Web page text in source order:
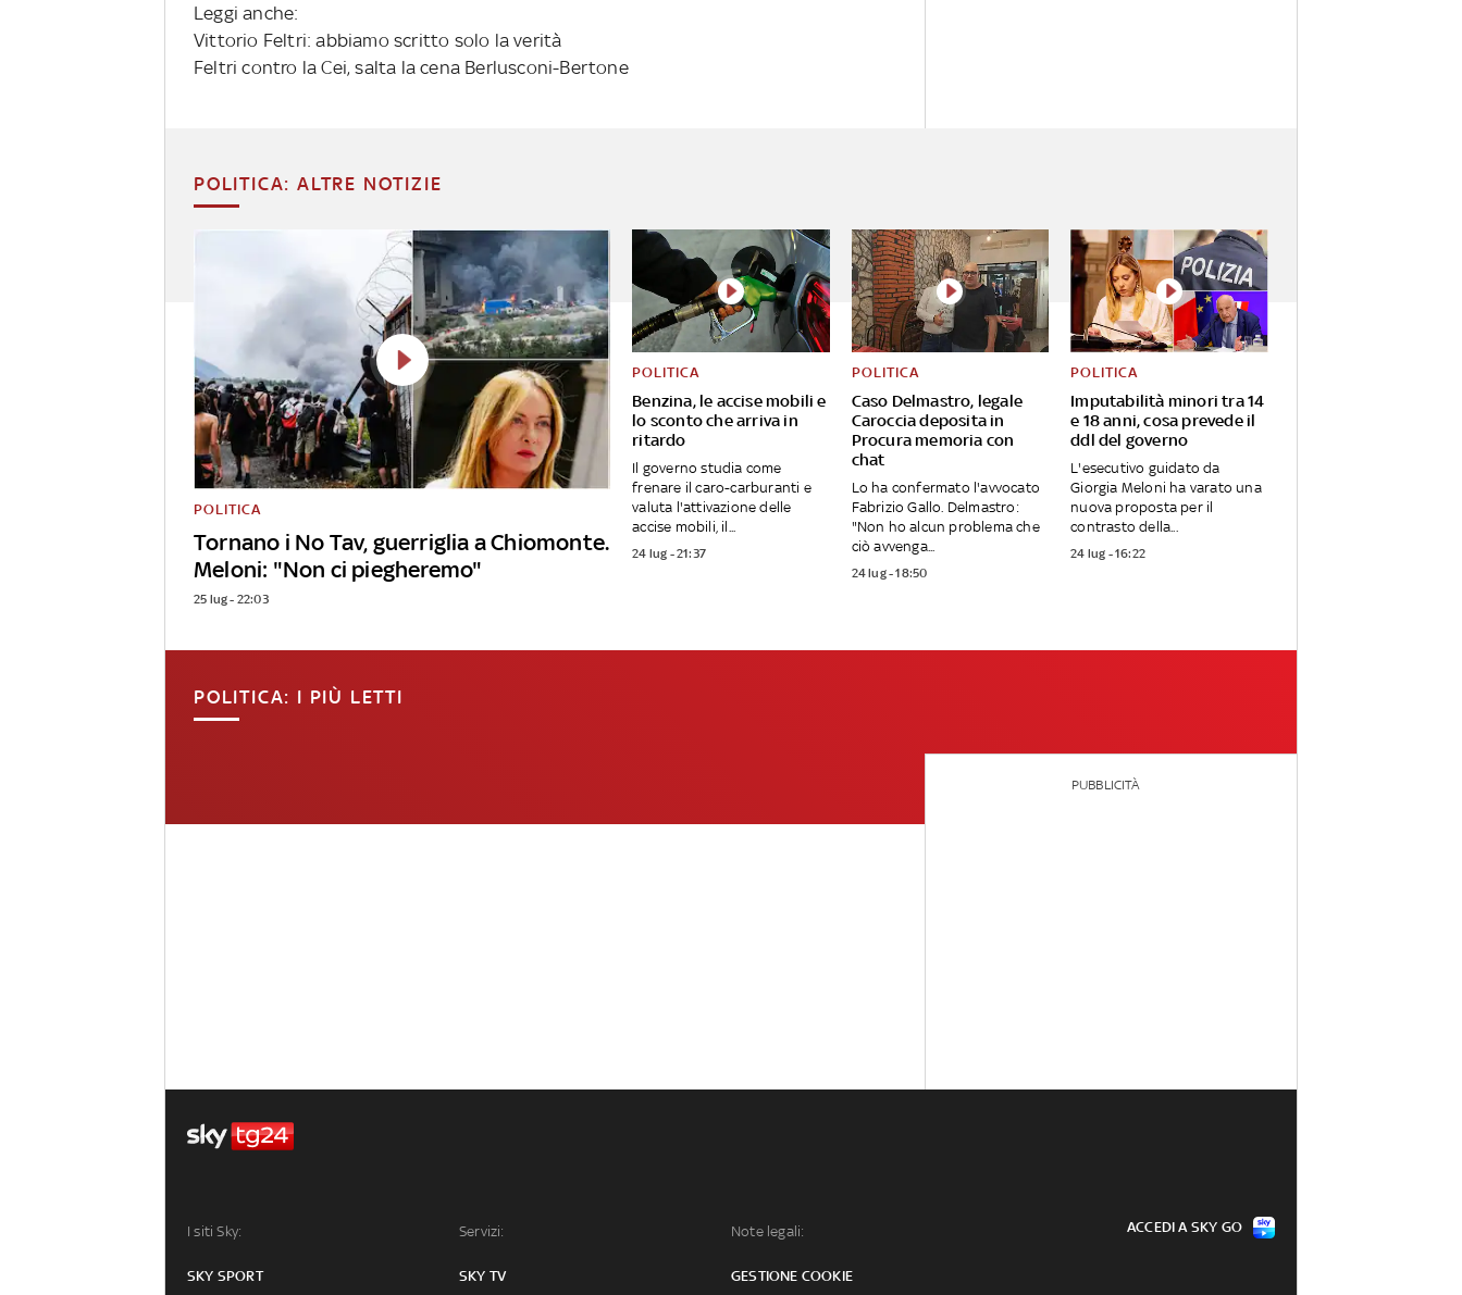
Leggi anche:
Vittorio Feltri: abbiamo scritto solo la verità
Feltri contro la Cei, salta la cena Berlusconi-Bertone
POLITICA: ALTRE NOTIZIE
Tornano i No Tav, guerriglia a Chiomonte.
Meloni: "Non ci piegheremo"
POLITICA
25 lug - 22:03
Benzina, le accise mobili e
lo sconto che arriva in
ritardo
POLITICA
Il governo studia come
frenare il caro-carburanti e
valuta l'attivazione delle
accise mobili, il...
24 lug - 21:37
Caso Delmastro, legale
Caroccia deposita in
Procura memoria con
chat
POLITICA
Lo ha confermato l'avvocato
Fabrizio Gallo. Delmastro:
"Non ho alcun problema che
ciò avvenga...
24 lug - 18:50
Imputabilità minori tra 14
e 18 anni, cosa prevede il
ddl del governo
POLITICA
L'esecutivo guidato da
Giorgia Meloni ha varato una
nuova proposta per il
contrasto della...
24 lug - 16:22
POLITICA: I PIÙ LETTI
PUBBLICITÀ
I siti Sky:
SKY SPORT
Servizi:
SKY TV
Note legali:
GESTIONE COOKIE
ACCEDI A SKY GO